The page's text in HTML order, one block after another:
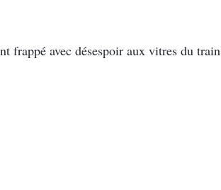
frappé avec désespoir aux vitres du train